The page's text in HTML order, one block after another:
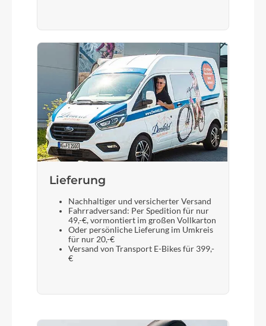
Gewicht
28,8 kg
Scheinwerfer
B&M Lumotec MYC LED 50Lux
Bosch PowerTube (Smart System) 720
Laufradgröße
28"
Gepäckträger
Lieferung
Nachhaltiger und versicherter Versand
Fahrradversand: Per Spedition für nur
49,-€, vormontiert im großen Vollkarton
Oder persönliche Lieferung im Umkreis
für nur 20,-€
Versand von Transport E-Bikes für 399,-
€